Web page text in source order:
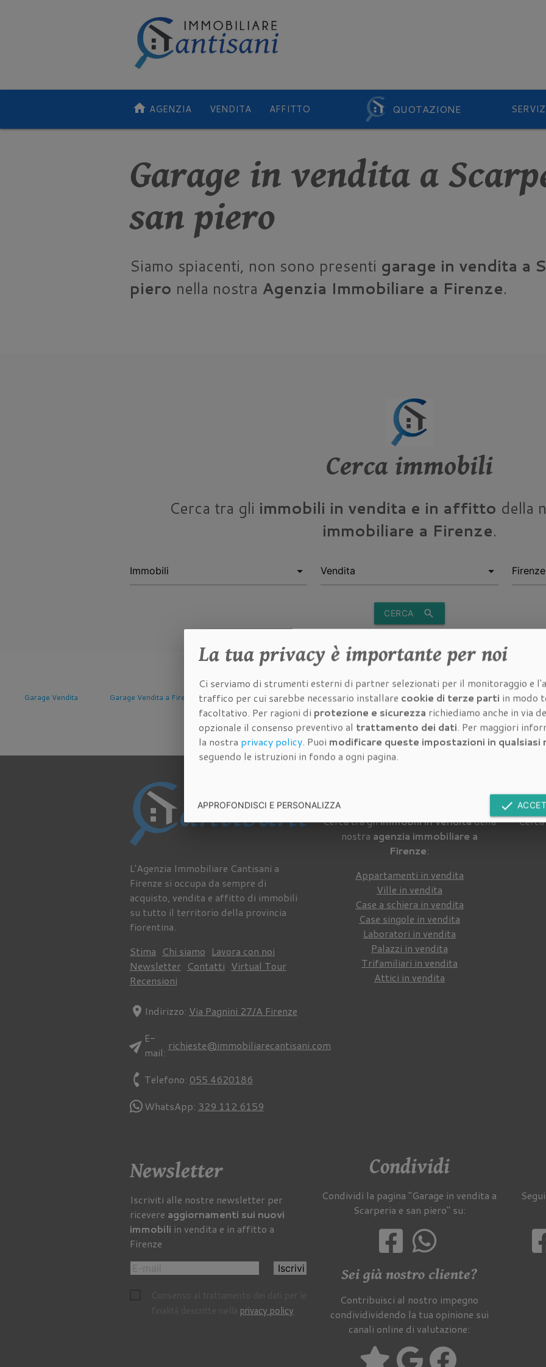
home AGENZIA VENDITA AFFITTO QUOTAZIONE
Garage in vendita a
san piero
Siamo spiacenti, non sono presenti garage in vendita a
piero nella nostra Agenzia Immobiliare a Firenze.
Cerca immobili
Cerca tra gli immobili in vendita e in affitto della
immobiliare a Firenze.
CERCA search
Garage Vendita Garage Vendita a Firenze Garage Vendita a Scandicci
Garage Vendita a Sesto
Fiorentino
Garage Vendita a Empoli
L'Agenzia Immobiliare Cantisani a
Firenze si occupa da sempre di
acquisto, vendita e affitto di immobili
su tutto il territorio della provincia
fiorentina.
Stima Chi siamo Lavora con noi
Newsletter Contatti Virtual Tour
Recensioni
location_on Indirizzo: Via Pagnini 27/A Firenze
sendE-
mail:
richieste@immobiliarecantisani.com
phoneTelefono: 055 4620186
WhatsApp: 329 112 6159
Immobili in vendita
Cerca tra gliimmobili in venditadella
nostra agenzia immobiliare a
Firenze:
Appartamenti in vendita
Ville in vendita
Case a schiera in vendita
Case singole in vendita
Laboratori in vendita
Palazzi in vendita
Trifamiliari in vendita
Attici in vendita
Newsletter
Iscriviti alle nostre newsletter per
ricevere aggiornamenti sui nuovi
immobili in vendita e in affitto a
Firenze
Iscrivi
privacy policy
Condividi
Condividi la pagina "Garage in vendita a
Scarperia e san piero" su:
Sei già nostro cliente?
Contribuisci al nostro impegno
condividividendo la tua opinione sui
canali online di valutazione:
La tuaprivacy è importante per noi
Ci serviamo di strumenti esterni di partner selezionati per il monitoraggio e
traffico per cui sarebbe necessario installare cookie di terze parti in modo
facoltativo. Per ragioni di protezione e sicurezza richiediamo anche in via
opzionale il consenso preventivo al trattamento dei dati. Per maggiori
la nostra privacy policy. Puoi modificare queste impostazioni in qualsiasi
seguendo le istruzioni in fondo a ogni pagina.
APPROFONDISCI E PERSONALIZZA done